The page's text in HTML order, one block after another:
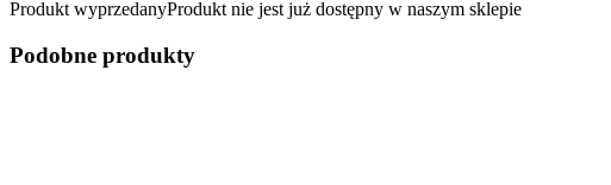
Produkt wyprzedanyProdukt nie jest już dostępny w naszym sklepie
Podobne produkty